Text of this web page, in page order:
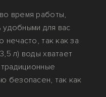
время работы,
для вас
нечасто, так как за
л) воды хватает
безопасен, так как